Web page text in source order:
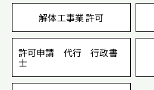
解体工事業 許可
許可申請 代行 行政書
士